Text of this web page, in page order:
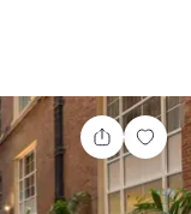
Partager